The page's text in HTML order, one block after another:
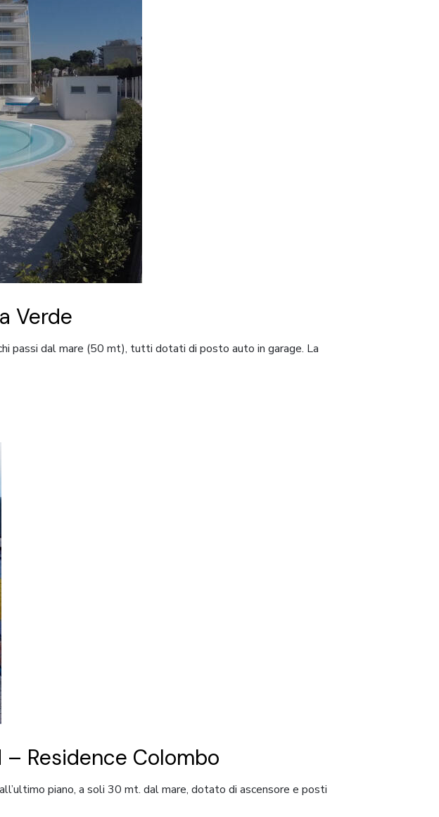
Verde
passi dal mare (50 mt), tutti dotati di posto auto in garage. La
Residence Colombo
piano, a soli 30 mt. dal mare, dotato di ascensore e posti